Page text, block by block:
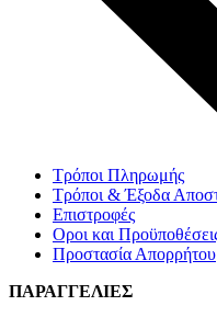
Τρόποι Πληρωμής
Τρόποι & Έξοδα
Επιστροφές
Οροι και
Προστασία Απορρήτου
ΠΑΡΑΓΓΕΛΙΕΣ